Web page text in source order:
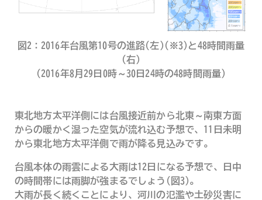
図2：2016年台風第10号の進路(左)(※3)と48時間雨量
(右)
(2016年8月29日0時～30日24時の48時間雨量)
東北地方太平洋側には台風接近前から北東～南東方面
からの暖かく湿った空気が流れ込む予想で、11日未明
から東北地方太平洋側で雨が降る見込みです。
台風本体の雨雲による大雨は12日になる予想で、日中
の時間帯には雨脚が強まるでしょう(図3)。
大雨が長く続くことにより、河川の氾濫や土砂災害に